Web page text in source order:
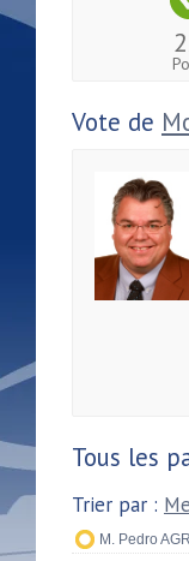
Vote de
Tous les
Trier par :
M. Pedro